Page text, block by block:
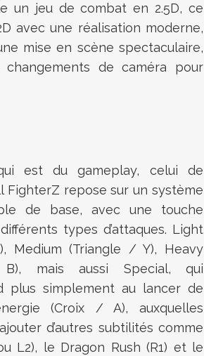
un jeu de combat en 2.5D, ce
avec une réalisation moderne,
mise en scène spectaculaire,
de caméra pour
est du gameplay, celui de
FighterZ repose sur un système
de base, avec une touche
types d’attaques. Light
Medium (Triangle / Y), Heavy
mais aussi Special, qui
plus simplement au lancer de
(Croix / A), auxquelles
d’autres subtilités comme
L2), le Dragon Rush (R1) et le